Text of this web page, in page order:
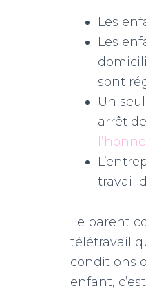
Les
Les
sont
Un
arrêt
travail
Le parent
télétravail
conditions
enfant,